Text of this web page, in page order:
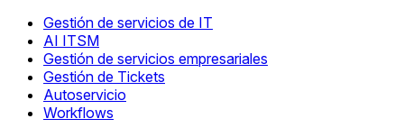
Gestión de servicios de IT
AI ITSM
Gestión de servicios empresariales
Gestión de Tickets
Autoservicio
Workflows